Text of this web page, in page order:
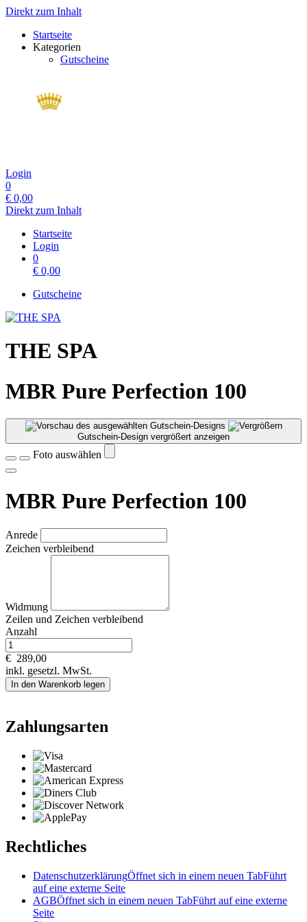
Direkt zum Inhalt
Startseite
Kategorien
Gutscheine
Login
0
€ 0,00
Direkt zum Inhalt
Startseite
Login
0
€ 0,00
Gutscheine
THE SPA
MBR Pure Perfection 100
Gutschein-Design vergrößert anzeigen
Foto auswählen
MBR Pure Perfection 100
Anrede
Zeichen verbleibend
Widmung
Zeilen und Zeichen verbleibend
Anzahl
€ 289,00
inkl. gesetzl. MwSt.
In den Warenkorb legen
Zahlungsarten
Rechtliches
DatenschutzerklärungÖffnet sich in einem neuen TabFührt
auf eine externe Seite
AGBÖffnet sich in einem neuen TabFührt auf eine externe
Seite